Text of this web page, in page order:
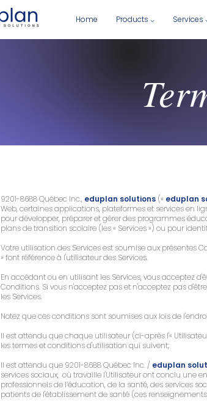
Home Products ⌵ Services
9201-8688 Québec Inc., eduplan solutions (« eduplan
Web, certaines applications, plateformes et services en
pour développer, préparer et gérer des programmes
plans de transition scolaire (les « Services ») ou pour
Votre utilisation des Services est soumise aux présentes
» font référence à l'utilisateur des Services.
En accédant ou en utilisant les Services, vous acceptez
Conditions. Si vous n'acceptez pas et n'acceptez pas
les Services.
Notez que ces conditions sont soumises aux lois de
Il est attendu que chaque utilisateur (ci-après l'«
les termes et conditions d'utilisation qui suivent;
Il est attendu que 9201-8688 Québec Inc. / eduplan
services sociaux, où travaille l'Utilisateur ont conclu une
professionnels de l’éducation, de la santé, des services
patients de l'établissement de santé (ces